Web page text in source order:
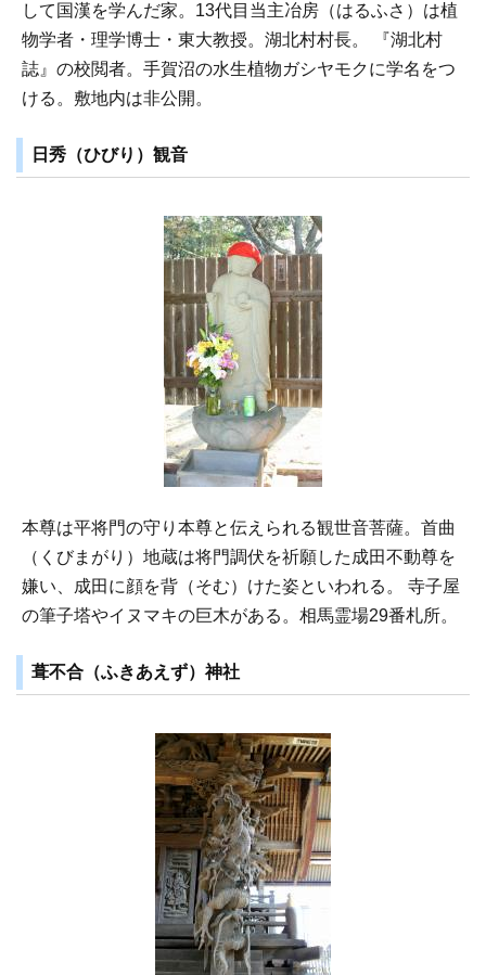
して国漢を学んだ家。13代目当主冶房（はるふさ）は植
物学者・理学博士・東大教授。湖北村村長。 『湖北村
誌』の校閲者。手賀沼の水生植物ガシヤモクに学名をつ
ける。敷地内は非公開。
日秀（ひびり）観音
本尊は平将門の守り本尊と伝えられる観世音菩薩。首曲
（くびまがり）地蔵は将門調伏を祈願した成田不動尊を
嫌い、成田に顔を背（そむ）けた姿といわれる。 寺子屋
の筆子塔やイヌマキの巨木がある。相馬霊場29番札所。
葺不合（ふきあえず）神社